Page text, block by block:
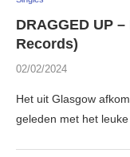
DRAGGED UP
Records)
02/02/2024
Het uit Glasgow
geleden met het